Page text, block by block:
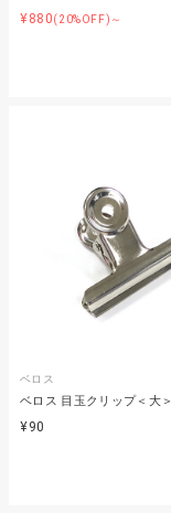
¥880(20%OFF)～
ベロス
ベロス 目玉クリップ＜大＞
¥90